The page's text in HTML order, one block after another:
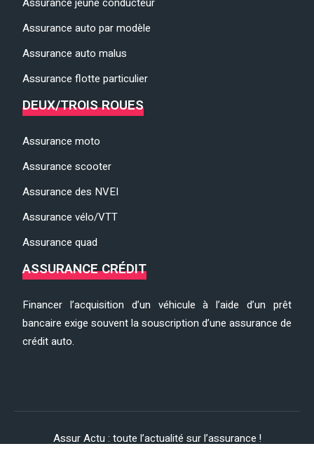
Assurance auto par modèle
Assurance auto malus
Assurance flotte particulier
DEUX/TROIS ROUES
Assurance moto
Assurance scooter
Assurance des NVEI
Assurance vélo/VTT
Assurance quad
ASSURANCE CRÉDIT
Financer l’acquisition d’un véhicule à l’aide d’un prêt
bancaire exige souvent la souscription d’une assurance de
crédit auto.
Assur Actu : toute l’actualité sur l’assurance !